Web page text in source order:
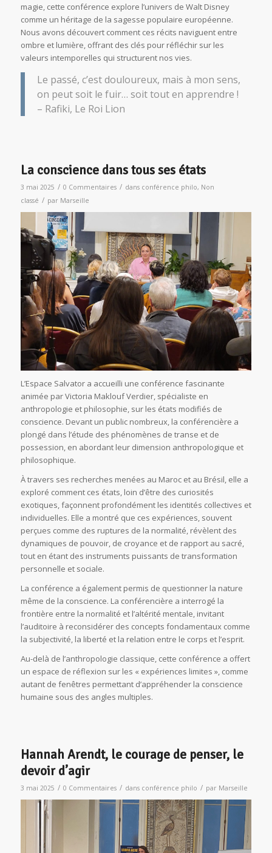
magie, cette conférence explore l’univers de Walt Disney
comme un héritage de la sagesse populaire européenne.
Nous avons découvert comment ces récits naviguent entre
ombre et lumière, offrant des clés pour réfléchir sur les
valeurs intemporelles qui structurent nos vies.
Le passé, c’est douloureux, mais à mon sens,
on peut soit le fuir… soit tout en apprendre !
– Rafiki, Le Roi Lion
La conscience dans tous ses états
3 mai 2025 / 0 Commentaires / dans conférence philo, Non
classé / par Marseille
L’Espace Salvator a accueilli une conférence fascinante
animée par Victoria Maklouf Verdier, spécialiste en
anthropologie et philosophie, sur les états modifiés de
conscience. Devant un public nombreux, la conférencière a
plongé dans l’étude des phénomènes de transe et de
possession, en abordant leur dimension anthropologique et
philosophique.
À travers ses recherches menées au Maroc et au Brésil, elle a
exploré comment ces états, loin d’être des curiosités
exotiques, façonnent profondément les identités collectives et
individuelles. Elle a montré que ces expériences, souvent
perçues comme des ruptures de la normalité, révèlent des
dynamiques de pouvoir, de croyance et de rapport au sacré,
tout en étant des instruments puissants de transformation
personnelle et sociale.
La conférence a également permis de questionner la nature
même de la conscience. La conférencière a interrogé la
frontière entre la normalité et l’altérité mentale, invitant
l’auditoire à reconsidérer des concepts fondamentaux comme
la subjectivité, la liberté et la relation entre le corps et l’esprit.
Au-delà de l’anthropologie classique, cette conférence a offert
un espace de réflexion sur les « expériences limites », comme
autant de fenêtres permettant d’appréhender la conscience
humaine sous des angles multiples.
Hannah Arendt, le courage de penser, le
devoir d’agir
3 mai 2025 / 0 Commentaires / dans conférence philo / par Marseille